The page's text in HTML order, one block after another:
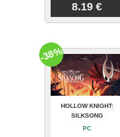
8.19 €
HOLLOW KNIGHT:
SILKSONG
PC
-38%